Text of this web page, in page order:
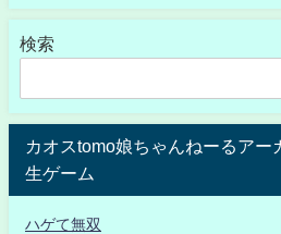
検索
カオスtomo娘ちゃんねーるアー
生ゲーム
ハゲて無双